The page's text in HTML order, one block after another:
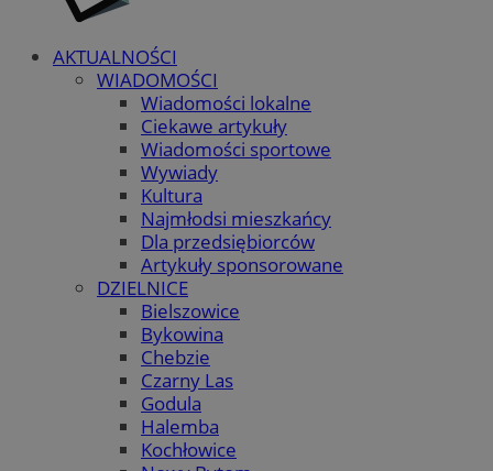
AKTUALNOŚCI
WIADOMOŚCI
Wiadomości lokalne
Ciekawe artykuły
Wiadomości sportowe
Wywiady
Kultura
Najmłodsi mieszkańcy
Dla przedsiębiorców
Artykuły sponsorowane
DZIELNICE
Bielszowice
Bykowina
Chebzie
Czarny Las
Godula
Halemba
Kochłowice